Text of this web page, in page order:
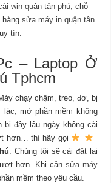
win quận tân phú , chỗ
hàngsửa máy in quận tân
uy tín.
– Laptop Ở
Tphcm
chạy chậm, treo, đơ, bị
mở phần mềm không
bị đầy lâu ngày không cài
hơn… thì hãy gọi
. Chúng tôi sẽ cài đặt lại
hơn. Khi cần sửa máy
mềm theo yêu cầu.